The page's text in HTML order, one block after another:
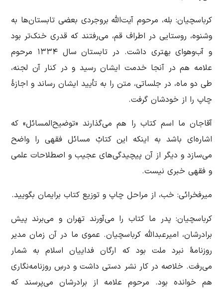
کرباسچیان: بله، مرحوم آیت‌الله بروجردی بعضی تابستان‌ها به
وشنوه، روستایی در اطراف قم، می‌رفتند که قدری خنک‌تر بود
و آب‌وهوای بهتری داشت. در تابستان سال ۱۳۳۴ مرحوم
علامه هم در آنجا خدمت ایشان رسید و در کنار آن لجنه،
طی دو ماه، در جلساتی، متن را به تأیید ایشان رساند و اجازۀ
چاپ را از خودشان گرفت.
آقاجان ما اسم کتاب را هم می‌گذارند «توضیح‌المسائل» که
اشاره‌ای باشد به اینکه این کتابْ مسائل فقهی را واضح
می‌سازد و دیگر از آن پیچیدگی‌های عجیب و اصطلاحات علمی
و فقهی خبری نیست.
میرفخرائی: خب، از مراحل چاپ و توزیع کتاب برایمان بگویید.
کرباسچیان: پدر ما کتاب را می‌آورند تهران و می‌برند پیش
برادرشان، امیرعبدالله کرباسچیان. عموی ما در آن زمان مدیر
روزنامۀ نبرد ملت بود که ارگان فداییان اسلام به شمار
می‌رفت. خلاصه در کار نشر دستی داشت و درسِ روزنامه‌نگاری
هم خوانده بود. مرحوم علامه از برادرشان می‌پرسند که